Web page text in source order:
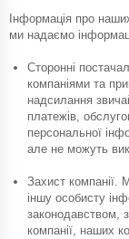
Інформація про
ми надаємо
Cторонні
компаніями та
надсилання
платежів,
персональної
але не можуть
Захист компанії.
іншу особисту
законодавством,
компанії, наших